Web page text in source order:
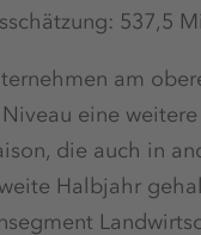
537,5
am
eine
die auch in
Halbjahr